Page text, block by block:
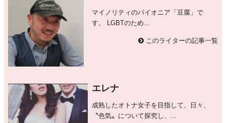
マイノリティのパイオニア「豆腐」で
す。 LGBTのため...
このライターの記事一覧
エレナ
成熟したオトナ女子を目指して、日々、
〝色気〟について探究し、...